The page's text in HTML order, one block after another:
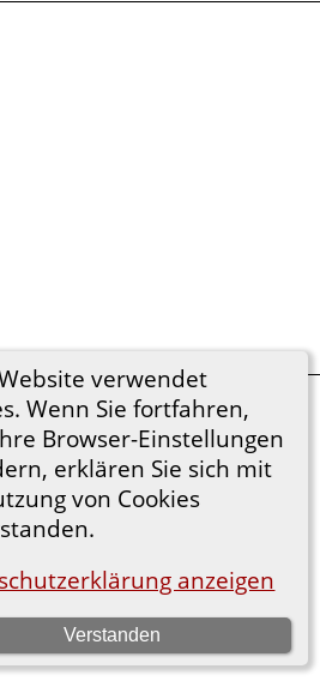
verwendet
Wenn Sie fortfahren,
Browser-Einstellungen
erklären Sie sich mit
von Cookies
anzeigen
Verstanden
Generation of Genealogy Sitebuildingv. 15.0.1,
Darrin Lythgoe © 2001-2026.
Wiedner. |Datenschutzerklärung
Webseite wechseln